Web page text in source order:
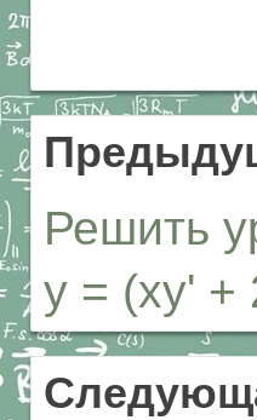
Решить
y = (xy' +